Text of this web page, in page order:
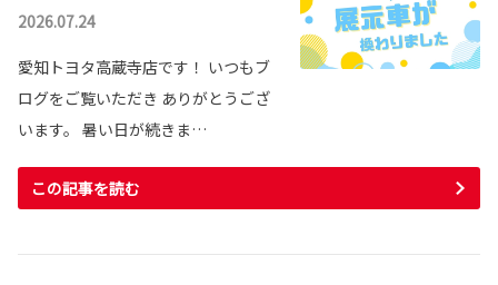
2026.07.24
愛知トヨタ高蔵寺店です！ いつもブ
ログをご覧いただき ありがとうござ
います。 暑い日が続きま…
この記事を読む